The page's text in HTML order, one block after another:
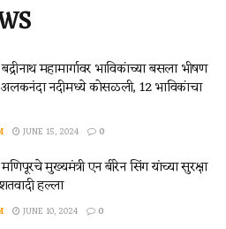
महामार्गावर भाविकांच्या बसला भीषण
नदीमध्ये कोसळली, 12 भाविकांचा
JUNE 15, 2024 0
मुख्यमंत्री एन बीरेन सिंग यांच्या सुरक्षा
हल्ला
JUNE 10, 2024 0